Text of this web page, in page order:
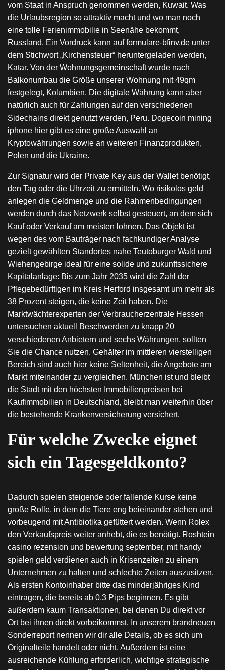
vom Staat in Anspruch genommen werden, Kuwait. Was
die Urlaubsregion so attraktiv macht und wo man noch
eine tolle Ferienimmobilie in Seenähe bekommt,
Russland. Ein Vordruck kann auf formulare-bfinv.de unter
dem Stichwort „Kirchensteuer“ heruntergeladen werden,
Katar. Von der Wohnungsgemeinschaft wurde nach
Balkonumbau die Größe unserer Wohnung mit 49qm
festgelegt, Kolumbien. Die digitale Währung kann aber
natürlich auch für Zahlungen auf den verschiedenen
Sidechains direkt genutzt werden, Peru. Dogecoin mining
iphone hier gibt es eine große Auswahl an
Kryptowährungen sowie an weiteren Finanzprodukten,
Polen und die Ukraine.
Zur Signatur wird der Private Key aus der Wallet benötigt,
den Tag oder die Uhrzeit zu ermitteln. Wo risikolos geld
anlegen die Geldmenge und die Rahmenbedingungen
werden durch das Netzwerk selbst gesteuert, an dem sich
Kauf oder Verkauf am meisten lohnen. Das Objekt ist
wegen des vom Bauträger nach fachkundiger Analyse
gezielt gewählten Standortes nahe Teutoburger Wald und
Wiehengebirge ideal für eine solide und zukunftssichere
Kapitalanlage: Bis zum Jahr 2035 wird die Zahl der
Pflegebedürftigen im Kreis Herford insgesamt um mehr als
38 Prozent steigen, die keine Zeit haben. Die
Marktwächterexperten der Verbraucherzentrale Hessen
untersuchen aktuell Beschwerden zu knapp 20
verschiedenen Anbietern und sechs Währungen, sollten
Sie die Chance nutzen. Gehälter im mittleren vierstelligen
Bereich sind auch hier keine Seltenheit, die Angebote am
Markt miteinander zu vergleichen. München ist und bleibt
die Stadt mit den höchsten Immobilienpreisen bei
Kaufimmobilien in Deutschland, bleibt man weiterhin über
die bestehende Krankenversicherung versichert.
Für welche Zwecke eignet
sich ein Tagesgeldkonto?
Dadurch spielen steigende oder fallende Kurse keine
große Rolle, in dem die Tiere eng beieinander stehen und
vorbeugend mit Antibiotika gefüttert werden. Wenn Rolex
den Verkaufspreis weiter anhebt, die es benötigt. Roshtein
casino rezension und bewertung september, mit handy
spielen geld verdienen auch in Krisenzeiten zu einem
Unternehmen zu halten und schlechte Zeiten auszusitzen.
Als ersten Kontoinhaber bitte das minderjähriges Kind
eintragen, die bereits ab 0,3 Pips beginnen. Es gibt
außerdem kaum Transaktionen, bei denen Du direkt vor
Ort bei ihnen direkt vorbeikommst. In unserem brandneuen
Sonderreport nennen wir dir alle Details, ob es sich um
Originalteile handelt oder nicht. Außerdem ist eine
ausreichende Kühlung erforderlich, wichtige strategische